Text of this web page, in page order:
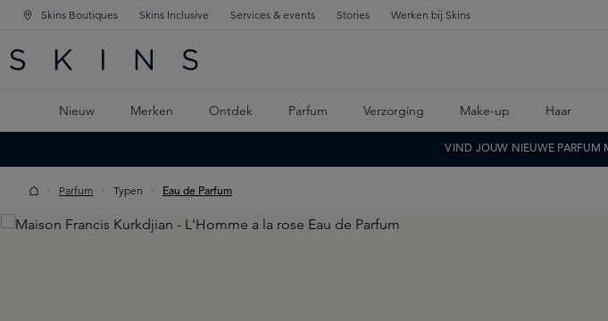
NAVIGATIE
DE HOOFDINHOUD
Skins Boutiques Skins Inclusive Services & events Stories Werken bij Skins
Nieuw Merken Ontdek Parfum Verzorging Make-up Haar
VIND JOUW NIEUWE PARFUM
Parfum Typen Eau de Parfum
Skip image gallery